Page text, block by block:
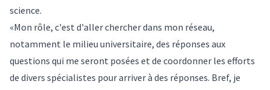
science.
«Mon rôle, c'est d'aller chercher dans mon réseau,
notamment le milieu universitaire, des réponses aux
questions qui me seront posées et de coordonner les efforts
de divers spécialistes pour arriver à des réponses. Bref, je